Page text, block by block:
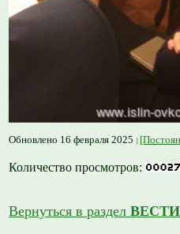
Обновлено 16 февраля 2025
Количество просмотров:
Вернуться в раздел